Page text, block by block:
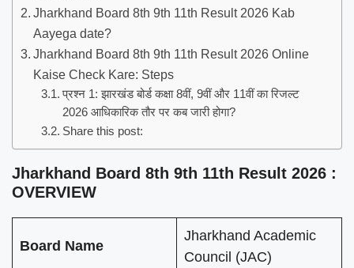
Jharkhand Board 8th 9th 11th Result 2026 Kab
Aayega date?
Jharkhand Board 8th 9th 11th Result 2026 Online
Kaise Check Kare: Steps
प्रश्न 1: झारखंड बोर्ड कक्षा 8वीं, 9वीं और 11वीं का रिजल्ट
2026 आधिकारिक तौर पर कब जारी होगा?
Share this post:
Jharkhand Board 8th 9th 11th Result 2026 :
OVERVIEW
Board Name
Jharkhand Academic
Council (JAC)